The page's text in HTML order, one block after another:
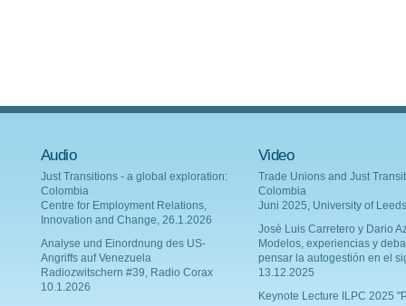
Audio
Just Transitions - a global exploration:
Colombia
Centre for Employment Relations,
Innovation and Change, 26.1.2026
Analyse und Einordnung des US-
Angriffs auf Venezuela
Radiozwitschern #39, Radio Corax
10.1.2026
Video
Trade Unions and Just
Colombia
Juni 2025, University of Leeds
Josè Luis Carretero y Dario
Modelos, experiencias y
pensar la autogestión en el
13.12.2025
Keynote Lecture ILPC 2025